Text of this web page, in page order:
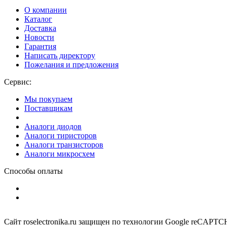
О компании
Каталог
Доставка
Новости
Гарантия
Написать директору
Пожелания и предложения
Сервис:
Мы покупаем
Поставщикам
Аналоги диодов
Аналоги тиристоров
Аналоги транзисторов
Аналоги микросхем
Способы оплаты
Сайт roselectronika.ru защищен по технологии Google